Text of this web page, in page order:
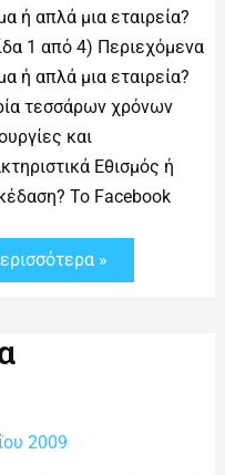
ή απλά μια εταιρεία?
1 από 4) Περιεχόμενα
ή απλά μια εταιρεία?
τεσσάρων χρόνων
και
Εθισμός ή
Το Facebook
»
2009